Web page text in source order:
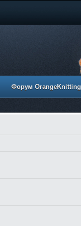
Форум OrangeKnitting